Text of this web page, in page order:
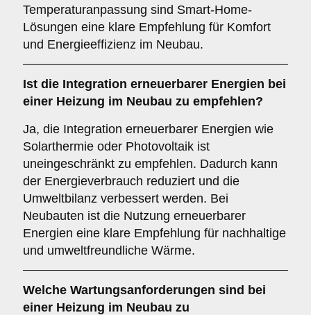
Temperaturanpassung sind Smart-Home-
Lösungen eine klare Empfehlung für Komfort
und Energieeffizienz im Neubau.
Ist die Integration erneuerbarer Energien bei
einer Heizung im Neubau zu empfehlen?
Ja, die Integration erneuerbarer Energien wie
Solarthermie oder Photovoltaik ist
uneingeschränkt zu empfehlen. Dadurch kann
der Energieverbrauch reduziert und die
Umweltbilanz verbessert werden. Bei
Neubauten ist die Nutzung erneuerbarer
Energien eine klare Empfehlung für nachhaltige
und umweltfreundliche Wärme.
Welche Wartungsanforderungen sind bei
einer Heizung im Neubau zu